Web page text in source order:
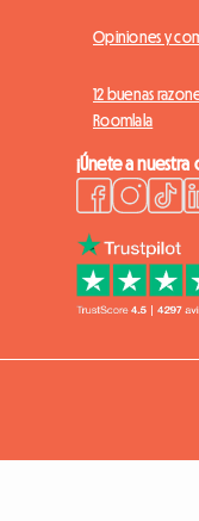
Opiniones y
12 buenas
Roomlala
¡Únete a